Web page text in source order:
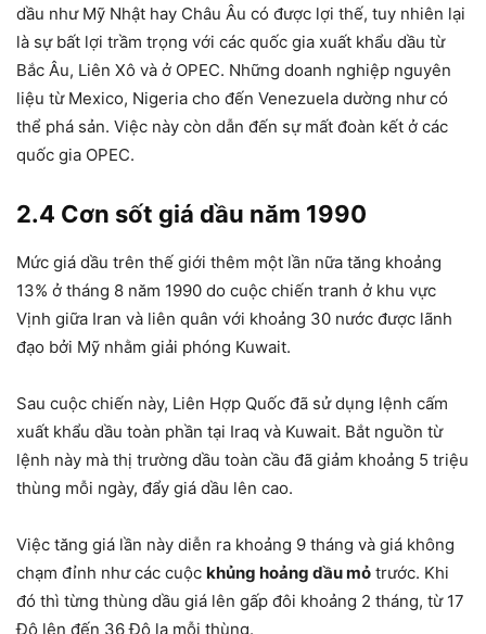
dầu như Mỹ Nhật hay Châu Âu có được lợi thế, tuy nhiên lại
là sự bất lợi trầm trọng với các quốc gia xuất khẩu dầu từ
Bắc Âu, Liên Xô và ở OPEC. Những doanh nghiệp nguyên
liệu từ Mexico, Nigeria cho đến Venezuela dường như có
thể phá sản. Việc này còn dẫn đến sự mất đoàn kết ở các
quốc gia OPEC.
2.4 Cơn sốt giá dầu năm 1990
Mức giá dầu trên thế giới thêm một lần nữa tăng khoảng
13% ở tháng 8 năm 1990 do cuộc chiến tranh ở khu vực
Vịnh giữa Iran và liên quân với khoảng 30 nước được lãnh
đạo bởi Mỹ nhằm giải phóng Kuwait.
Sau cuộc chiến này, Liên Hợp Quốc đã sử dụng lệnh cấm
xuất khẩu dầu toàn phần tại Iraq và Kuwait. Bắt nguồn từ
lệnh này mà thị trường dầu toàn cầu đã giảm khoảng 5 triệu
thùng mỗi ngày, đẩy giá dầu lên cao.
Việc tăng giá lần này diễn ra khoảng 9 tháng và giá không
chạm đỉnh như các cuộc khủng hoảng dầu mỏ trước. Khi
đó thì từng thùng dầu giá lên gấp đôi khoảng 2 tháng, từ 17
Đô lên đến 36 Đô la mỗi thùng.